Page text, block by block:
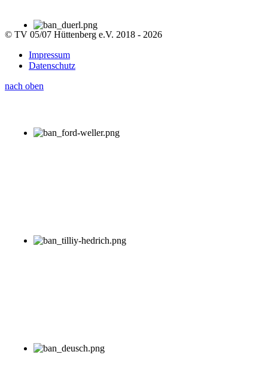
© TV 05/07 Hüttenberg e.V. 2018 - 2026
Impressum
Datenschutz
nach oben